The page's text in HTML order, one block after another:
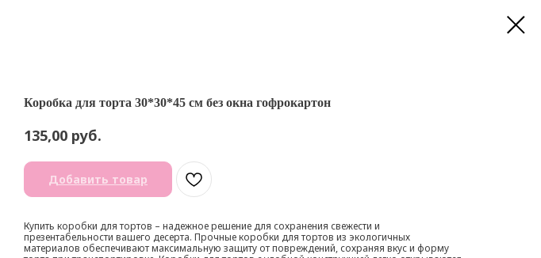
Коробка для торта 30*30*45 см без окна гофрокартон
135,00 руб.
Добавить товар
Купить коробки для тортов – надежное решение для сохранения свежести и
презентабельности вашего десерта. Прочные коробки для тортов из экологичных
материалов обеспечивают максимальную защиту от повреждений, сохраняя вкус и форму